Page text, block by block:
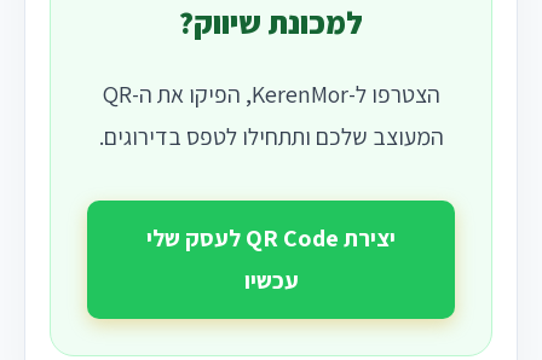
למכונת שיווק?
הצטרפו ל-KerenMor, הפיקו את ה-QR
המעוצב שלכם ותתחילו לטפס בדירוגים.
יצירת QR Code לעסק שלי
עכשיו